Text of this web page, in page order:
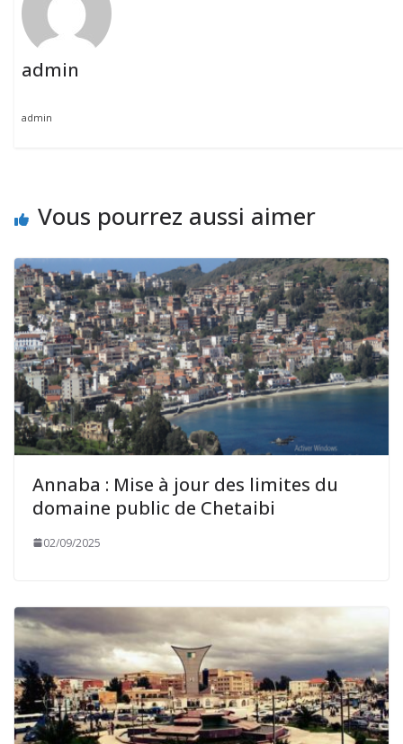
admin
admin
Vous pourrez aussi aimer
Annaba : Mise à jour des limites du
domaine public de Chetaibi
02/09/2025